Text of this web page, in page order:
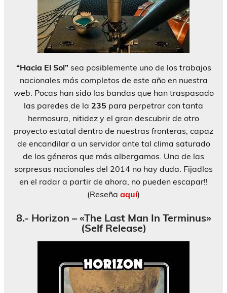
“Hacia El Sol”sea posiblemente uno de los trabajos
nacionales más completos de este año en nuestra
web . Pocas han sido las bandas que han traspasado
las paredes de la 235 para perpetrar con tanta
hermosura, nitidez y el gran descubrir de otro
proyecto estatal dentro de nuestras fronteras, capaz
de encandilar a un servidor ante tal clima saturado
de los géneros que más albergamos. Una de las
sorpresas nacionales del 2014 no hay duda. Fijadlos
en el radar a partir de ahora, no pueden escapar!!
(Reseña aquí)
8.- Horizon – «The Last Man In Terminus»
(Self Release)